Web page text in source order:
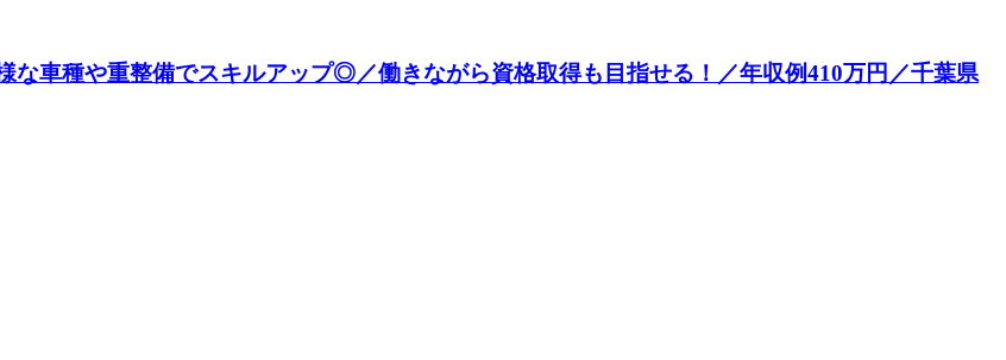
な車種や重整備でスキルアップ◎／働きながら資格取得も目指せる！／年収例410万円／千葉県